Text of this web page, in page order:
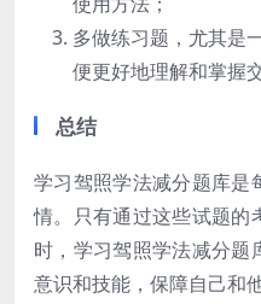
多做练习题，尤其是
便更好地理解和掌握
总结
学习驾照学法减分题库是
情。只有通过这些试题的
时，学习驾照学法减分题
意识和技能，保障自己和